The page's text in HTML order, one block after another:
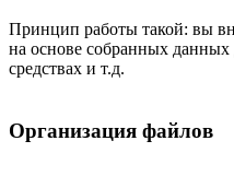
Принцип работы такой: вы
на основе собранных данных
средствах и т.д.
Организация файлов